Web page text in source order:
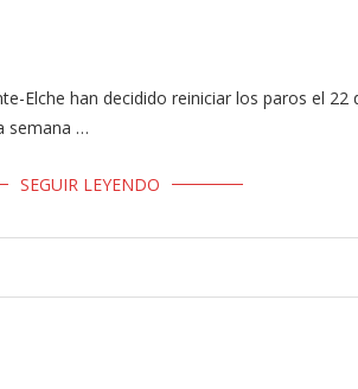
Elche han decidido reiniciar los paros el
semana …
SEGUIR LEYENDO